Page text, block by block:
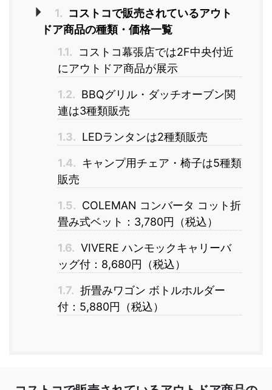
1. コストコで販売されているアウト
ドア商品の種類・価格一覧
1.1.
コストコ幕張店では2F中央付近
にアウトドア商品が展示
1.2. BBQグリル・ダッチオーブン関
連は3種類販売
1.3. LEDランタンは2種類販売
1.4. キャンプ用チェア・椅子は5種類
販売
1.5. COLEMAN コンバータ コット折
畳み式ベット：3,780円（税込）
1.6. VIVERE ハンモックキャリーバ
ッグ付：8,680円（税込）
1.7. 折畳みワゴン ボトルホルダー
付：5,880円（税込）